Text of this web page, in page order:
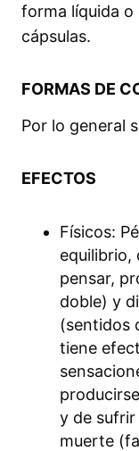
forma líquida o
cápsulas.
FORMAS DE
Por lo general
EFECTOS
Físicos:
equilibrio,
pensar,
doble) y
(sentidos
tiene
y de sufrir
muerte